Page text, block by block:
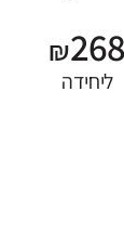
₪268
ליחידה